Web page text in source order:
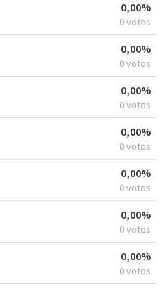
0,00%
0 votos
0,00%
0 votos
0,00%
0 votos
0,00%
0 votos
0,00%
0 votos
0,00%
0 votos
0,00%
0 votos